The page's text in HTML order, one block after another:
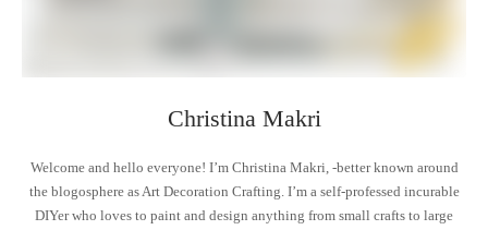
Christina Makri
Welcome and hello everyone! I’m Christina Makri, -better known around
the blogosphere as Art Decoration Crafting. I’m a self-professed incurable
DIYer who loves to paint and design anything from small crafts to large